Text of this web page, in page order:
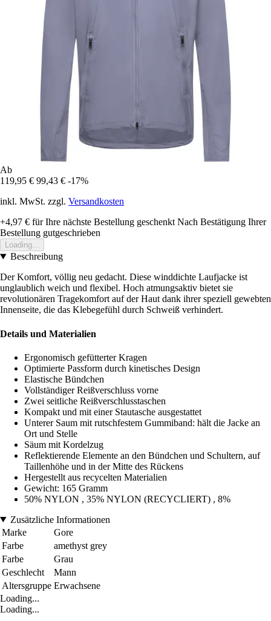
Ab
119,95 € 99,43 € -17%
inkl. MwSt. zzgl. Versandkosten
+4,97 € für Ihre nächste Bestellung geschenkt Nach Bestätigung Ihrer
Bestellung gutgeschrieben
Loading...
Beschreibung
Der Komfort, völlig neu gedacht. Diese winddichte Laufjacke ist
unglaublich weich und flexibel. Hoch atmungsaktiv bietet sie
revolutionären Tragekomfort auf der Haut dank ihrer speziell gewebten
Innenseite, die das Klebegefühl durch Schweiß verhindert.
Details und Materialien
Ergonomisch gefütterter Kragen
Optimierte Passform durch kinetisches Design
Elastische Bündchen
Vollständiger Reißverschluss vorne
Zwei seitliche Reißverschlusstaschen
Kompakt und mit einer Stautasche ausgestattet
Unterer Saum mit rutschfestem Gummiband: hält die Jacke an
Ort und Stelle
Säum mit Kordelzug
Reflektierende Elemente an den Bündchen und Schultern, auf
Taillenhöhe und in der Mitte des Rückens
Hergestellt aus recycelten Materialien
Gewicht: 165 Gramm
50% NYLON , 35% NYLON (RECYCLIERT) , 8%
Zusätzliche Informationen
Marke
Gore
Farbe
amethyst grey
Farbe
Grau
Geschlecht
Mann
Altersgruppe Erwachsene
Loading...
Loading...